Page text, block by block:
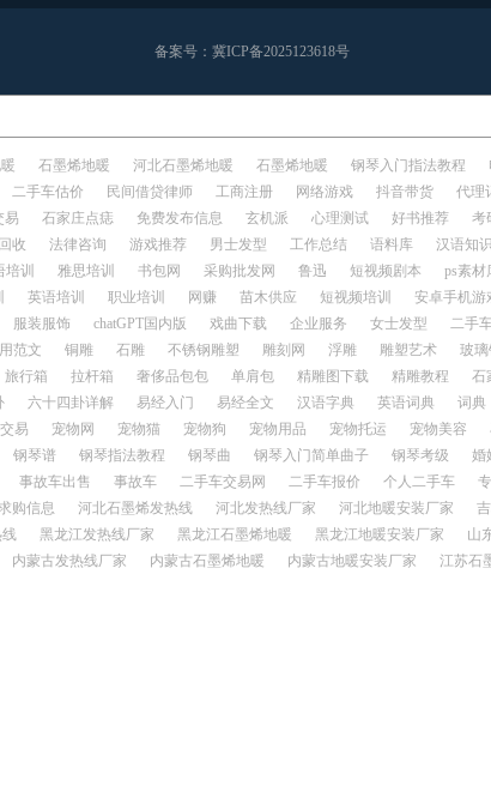
备案号：冀ICP备2025123618号
石墨烯地暖 河北石墨烯地暖 石墨烯地暖 钢琴入门指法教程
二手车估价 民间借贷律师 工商注册 网络游戏 抖音带货 代理
易 石家庄点痣 免费发布信息 玄机派 心理测试 好书推荐 考
收 法律咨询 游戏推荐 男士发型 工作总结 语料库 汉语知识
训 雅思培训 书包网 采购批发网 鲁迅 短视频剧本 ps素材
英语培训 职业培训 网赚 苗木供应 短视频培训 安卓手机游
服装服饰 chatGPT国内版 戏曲下载 企业服务 女士发型 二手
范文 铜雕 石雕 不锈钢雕塑 雕刻网 浮雕 雕塑艺术 玻璃
旅行箱 拉杆箱 奢侈品包包 单肩包 精雕图下载 精雕教程 石
六十四卦详解 易经入门 易经全文 汉语字典 英语词典 词典
易 宠物网 宠物猫 宠物狗 宠物用品 宠物托运 宠物美容
钢琴谱 钢琴指法教程 钢琴曲 钢琴入门简单曲子 钢琴考级 婚
事故车出售 事故车 二手车交易网 二手车报价 个人二手车
购信息 河北石墨烯发热线 河北发热线厂家 河北地暖安装厂家
黑龙江发热线厂家 黑龙江石墨烯地暖 黑龙江地暖安装厂家 山
内蒙古发热线厂家 内蒙古石墨烯地暖 内蒙古地暖安装厂家 江苏石